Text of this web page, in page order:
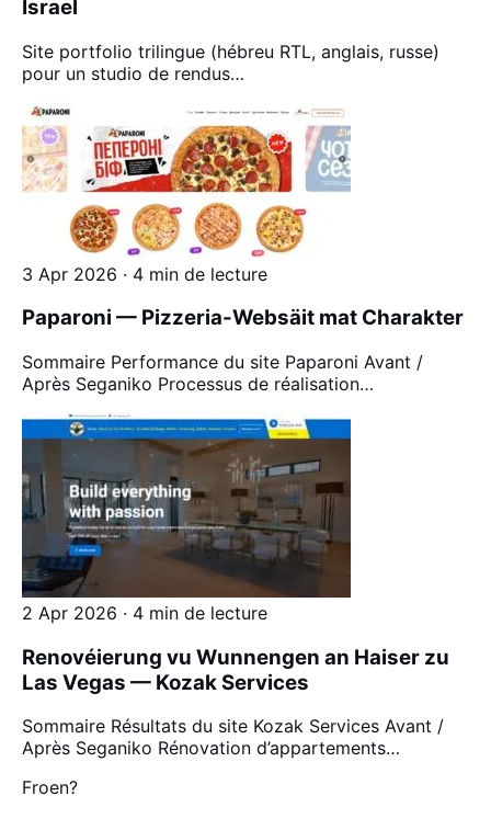
Israel
Site portfolio trilingue (hébreu RTL, anglais, russe)
pour un studio de rendus…
3 Apr 2026 · 4 min de lecture
Paparoni — Pizzeria-Websäit mat Charakter
Sommaire Performance du site Paparoni Avant /
Après Seganiko Processus de réalisation…
2 Apr 2026 · 4 min de lecture
Renovéierung vu Wunnengen an Haiser zu
Las Vegas — Kozak Services
Sommaire Résultats du site Kozak Services Avant /
Après Seganiko Rénovation d’appartements…
Froen?